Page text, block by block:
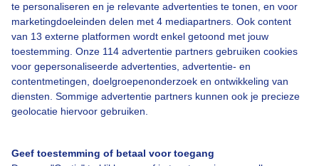
te personaliseren en je relevante advertenties te tonen, en voor
marketingdoeleinden delen met 4 mediapartners. Ook content
van 13 externe platformen wordt enkel getoond met jouw
toestemming. Onze 114 advertentie partners gebruiken cookies
voor gepersonaliseerde advertenties, advertentie- en
contentmetingen, doelgroepenonderzoek en ontwikkeling van
diensten. Sommige advertentie partners kunnen ook je precieze
geolocatie hiervoor gebruiken.
Geef toestemming of betaal voor toegang
Over Buienradar
Bedrijfsgegevens
Contact